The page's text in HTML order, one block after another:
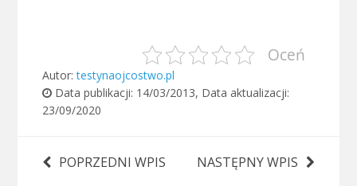
Oceń
Autor:testynaojcostwo.pl
Data publikacji: 14/03/2013, Data aktualizacji:
23/09/2020
POPRZEDNI WPIS NASTĘPNY WPIS